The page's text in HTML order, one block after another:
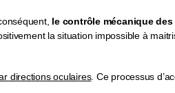
le contrôle mécanique
la situation impossible à
directions oculaires. Ce processus